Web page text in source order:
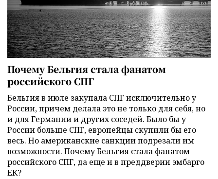
Почему Бельгия стала фанатом
российского СПГ
Бельгия в июле закупала СПГ исключительно у
России, причем делала это не только для себя, но
и для Германии и других соседей. Было бы у
России больше СПГ, европейцы скупили бы его
весь. Но американские санкции подрезали им
возможности. Почему Бельгия стала фанатом
российского СПГ, да еще и в преддверии эмбарго
ЕК?